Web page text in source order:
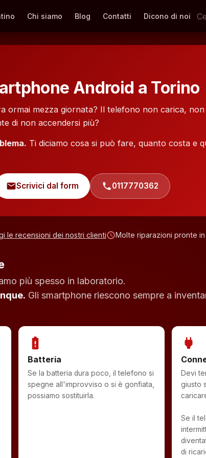
Chi siamo Blog Contatti Dicono di noi
Android a Torino
ormai mezza giornata? Il telefono non carica, non
di non accendersi più?
Ti diciamo cosa si può fare, quanto costa e
mailScrivici dal form phone0117770362
le recensioni dei nostri clientischeduleMolte riparazioni pronte
più spesso in laboratorio.
Gli smartphone riescono sempre a
battery_alert
Batteria
Se la batteria dura poco, il telefono si
spegne all'improvviso o si è gonfiata,
possiamo sostituirla.
power
Devi
giusto
Se il
di